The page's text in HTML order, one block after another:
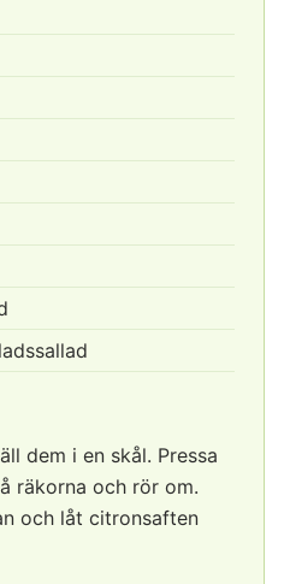
dem i en skål. Pressa
räkorna och rör om.
och låt citronsaften